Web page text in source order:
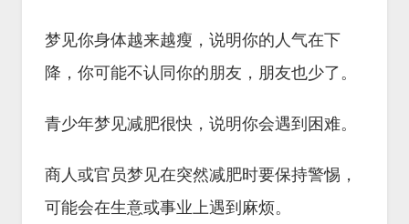
梦见你身体越来越瘦，说明你的人气在下
降，你可能不认同你的朋友，朋友也少了。
青少年梦见减肥很快，说明你会遇到困难。
商人或官员梦见在突然减肥时要保持警惕，
可能会在生意或事业上遇到麻烦。